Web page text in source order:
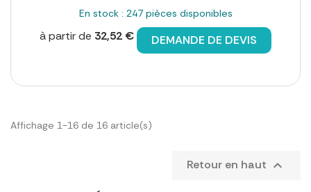
En stock : 247 pièces disponibles
à partir de 32,52 € DEMANDE DE DEVIS
Affichage 1-16 de 16 article(s)
Retour en haut 